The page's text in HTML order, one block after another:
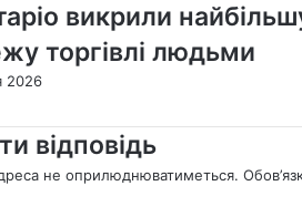
викрили найбільшу
торгівлі людьми
2026
відповідь
не оприлюднюватиметься.